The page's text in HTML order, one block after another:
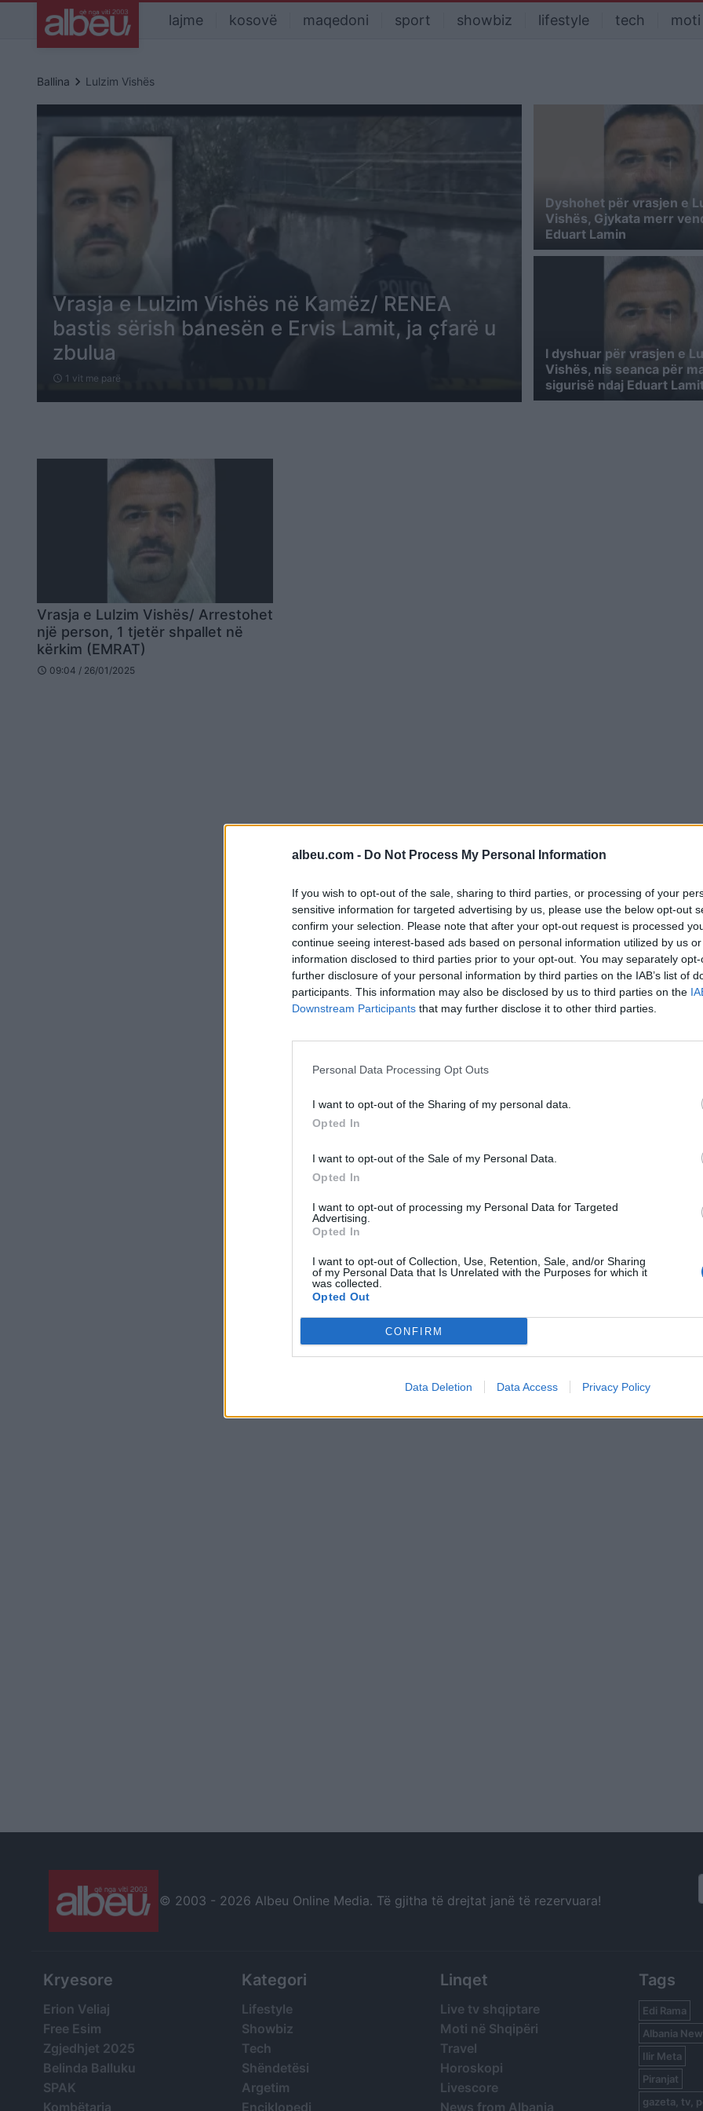
albeu.com - Do Not Process My Personal Information
If you wish to opt-out of the sale, sharing to third parties, or processing of your
sensitive information for targeted advertising by us, please use the below opt-out
confirm your selection. Please note that after your opt-out request is processed
continue seeing interest-based ads based on personal information utilized by us
information disclosed to third parties prior to your opt-out. You may separately
further disclosure of your personal information by third parties on the IAB’s list of
participants. This information may also be disclosed by us to third parties on the
Downstream Participants that may further disclose it to other third parties.
Personal Data Processing Opt Outs
I want to opt-out of the Sharing of my personal data.
Opted In
I want to opt-out of the Sale of my Personal Data.
Opted In
I want to opt-out of processing my Personal Data for Targeted
Advertising.
Opted In
I want to opt-out of Collection, Use, Retention, Sale, and/or Sharing
of my Personal Data that Is Unrelated with the Purposes for which it
was collected.
Opted Out
CONFIRM
Data Deletion Data Access Privacy Policy
lajme kosovë maqedoni sport showbiz lifestyle tech moti
Ballina keyboard_arrow_right Lulzim Vishës
Vrasja e Lulzim Vishës në Kamëz/ RENEA
bastis sërish banesën e Ervis Lamit, ja çfarë u
zbulua
schedule 1 vit me parë
Dyshohet për vrasjen e
Vishës, Gjykata merr
Eduart Lamin
I dyshuar për vrasjen e
Vishës, nis seanca për
sigurisë ndaj Eduart
Vrasja e Lulzim Vishës/ Arrestohet
një person, 1 tjetër shpallet në
kërkim (EMRAT)
schedule 09:04 / 26/01/2025
© 2003 - 2026 Albeu Online Media. Të gjitha të drejtat janë të rezervuara!
Kryesore
Erion Veliaj
Free Esim
Zgjedhjet 2025
Belinda Balluku
SPAK
Kombëtarja
Kategori
Lifestyle
Showbiz
Tech
Shëndetësi
Argetim
Enciklopedi
Linqet
Live tv shqiptare
Moti në Shqipëri
Travel
Horoskopi
Livescore
News from Albania
Tags
Edi Rama
Albania
Ilir Meta
Piranjat
gazeta, tv,